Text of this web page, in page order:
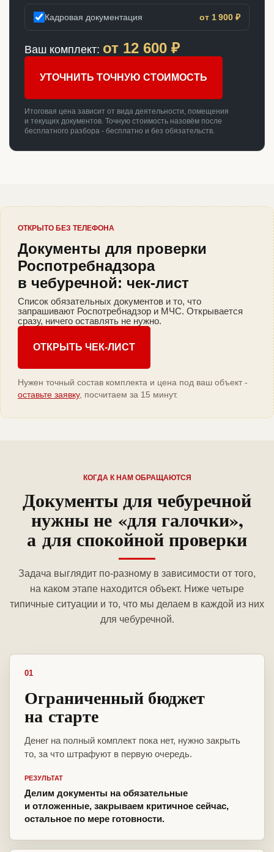
Кадровая документация от 1 900 ₽
Ваш комплект: от 12 600 ₽
УТОЧНИТЬ ТОЧНУЮ СТОИМОСТЬ
Итоговая цена зависит от вида деятельности, помещения
и текущих документов. Точную стоимость назовём после
бесплатного разбора - бесплатно и без обязательств.
ОТКРЫТО БЕЗ ТЕЛЕФОНА
Документы для проверки
Роспотребнадзора
в чебуречной: чек-лист
Список обязательных документов и то, что
запрашивают Роспотребнадзор и МЧС. Открывается
сразу, ничего оставлять не нужно.
ОТКРЫТЬ ЧЕК-ЛИСТ
Нужен точный состав комплекта и цена под ваш объект -
оставьте заявку, посчитаем за 15 минут.
КОГДА К НАМ ОБРАЩАЮТСЯ
Документы для чебуречной
нужны не «для галочки»,
а для спокойной проверки
Задача выглядит по-разному в зависимости от того,
на каком этапе находится объект. Ниже четыре
типичные ситуации и то, что мы делаем в каждой из них
для чебуречной.
01
Ограниченный бюджет
на старте
Денег на полный комплект пока нет, нужно закрыть
то, за что штрафуют в первую очередь.
РЕЗУЛЬТАТ
Делим документы на обязательные
и отложенные, закрываем критичное сейчас,
остальное по мере готовности.